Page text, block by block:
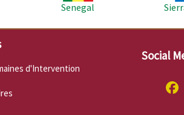
Senegal
d'Intervention
Social